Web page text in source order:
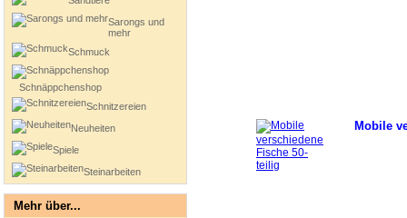
Mobile
Sarongs und
mehr
Schmuck
Schnäppchenshop
Schnitzereien
Neuheiten
Spiele
Steinarbeiten
Mehr über...